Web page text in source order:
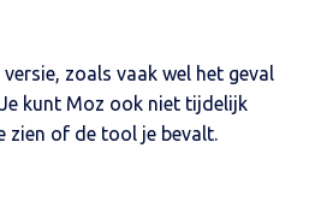
zoals vaak wel het geval
kunt Moz ook niet tijdelijk
zien of de tool je bevalt.